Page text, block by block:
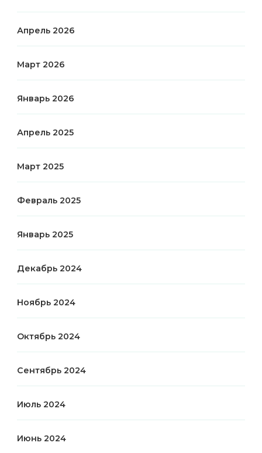
Апрель 2026
Март 2026
Январь 2026
Апрель 2025
Март 2025
Февраль 2025
Январь 2025
Декабрь 2024
Ноябрь 2024
Октябрь 2024
Сентябрь 2024
Июль 2024
Июнь 2024